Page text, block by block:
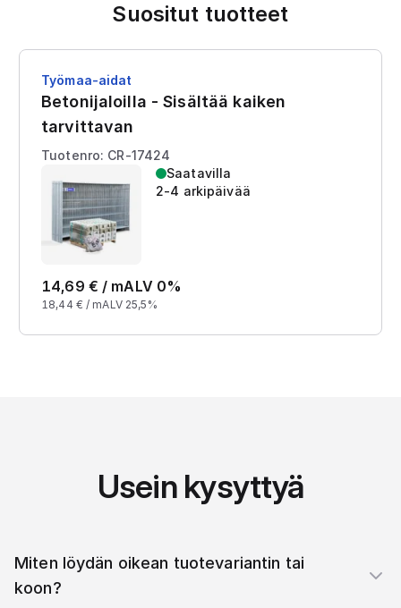
Suositut tuotteet
Työmaa-aidat
Betonijaloilla - Sisältää kaiken
tarvittavan
Tuotenro: CR-17424
Saatavilla
2-4 arkipäivää
14,69 € / mALV 0%
18,44 € / mALV 25,5%
Usein kysyttyä
Miten löydän oikean tuotevariantin tai
koon?